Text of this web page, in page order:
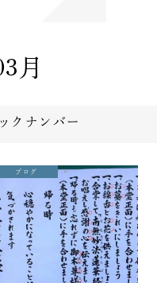
月
ブログ
クナンバー